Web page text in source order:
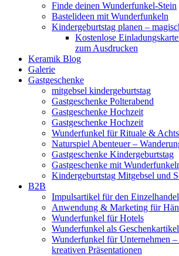
Finde deinen Wunderfunkel-Stein
Bastelideen mit Wunderfunkeln
Kindergeburtstag planen –
Kostenlose
zum Ausdrucken
Keramik Blog
Galerie
Gastgeschenke
mitgebsel kindergeburtstag
Gastgeschenke Polterabend
Gastgeschenke Hochzeit
Gastgeschenke Hochzeit
Wunderfunkel für Rituale &
Naturspiel Abenteuer –
Gastgeschenke Kindergeburtstag
Gastgeschenke mit
Kindergeburtstag Mitgebsel und
B2B
Impulsartikel für den Einzelhandel
Anwendung & Marketing für
Wunderfunkel für Hotels
Wunderfunkel als Geschenkartikel
Wunderfunkel für Unternehmen
kreativen Präsentationen